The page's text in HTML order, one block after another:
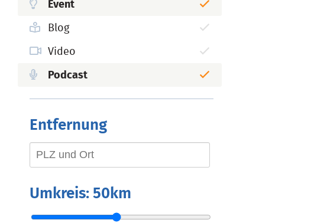
Event
Blog
Video
Podcast
Entfernung
Umkreis: 50km